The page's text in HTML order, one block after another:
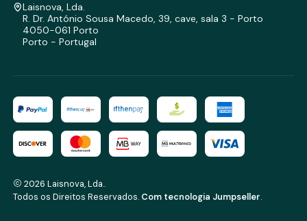
Laisnova, Lda.
R. Dr. António Sousa Macedo, 39, cave, sala 3 - Porto
4050-061 Porto
Porto - Portugal
2026 Laisnova, Lda..
Todos os Direitos Reservados. Com tecnologia Jumpseller.